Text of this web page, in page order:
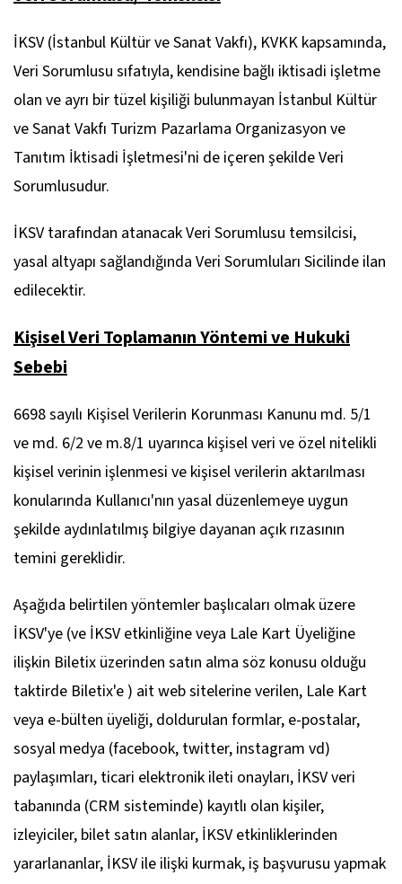
İKSV (İstanbul Kültür ve Sanat Vakfı), KVKK kapsamında,
Veri Sorumlusu sıfatıyla, kendisine bağlı iktisadi işletme
olan ve ayrı bir tüzel kişiliği bulunmayan İstanbul Kültür
ve Sanat Vakfı Turizm Pazarlama Organizasyon ve
Tanıtım İktisadi İşletmesi'ni de içeren şekilde Veri
Sorumlusudur.
İKSV tarafından atanacak Veri Sorumlusu temsilcisi,
yasal altyapı sağlandığında Veri Sorumluları Sicilinde ilan
edilecektir.
Kişisel Veri Toplamanın Yöntemi ve Hukuki
Sebebi
6698 sayılı Kişisel Verilerin Korunması Kanunu md. 5/1
ve md. 6/2 ve m.8/1 uyarınca kişisel veri ve özel nitelikli
kişisel verinin işlenmesi ve kişisel verilerin aktarılması
konularında Kullanıcı'nın yasal düzenlemeye uygun
şekilde aydınlatılmış bilgiye dayanan açık rızasının
temini gereklidir.
Aşağıda belirtilen yöntemler başlıcaları olmak üzere
İKSV'ye (ve İKSV etkinliğine veya Lale Kart Üyeliğine
ilişkin Biletix üzerinden satın alma söz konusu olduğu
taktirde Biletix'e ) ait web sitelerine verilen, Lale Kart
veya e-bülten üyeliği, doldurulan formlar, e-postalar,
sosyal medya (facebook, twitter, instagram vd)
paylaşımları, ticari elektronik ileti onayları, İKSV veri
tabanında (CRM sisteminde) kayıtlı olan kişiler,
izleyiciler, bilet satın alanlar, İKSV etkinliklerinden
yararlananlar, İKSV ile ilişki kurmak, iş başvurusu yapmak